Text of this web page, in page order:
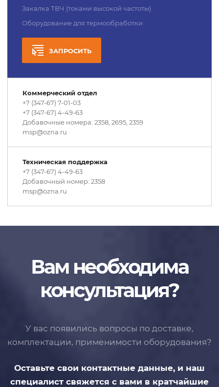
Закалка ТВЧ (токами высокой частоты)
Оборудование для термообработки
ЗАПРОСИТЬ
Коммерческий отдел
+7 (347-67) 7-01-03
+7 (347-67) 4-49-63
Добавочные номера: 2358, 2695, 2359
msp@ozna.ru
Техническая поддержка
+7 (347-67) 4-49-63
Добавочный номер: 2358
msp@ozna.ru
Вам необходима
консультация?
У вас появились вопросы по доставке,
комплектации, применимости оборудования?
Оставьте свои контактные данные, и наш
специалист свяжется с вами в кратчайшие